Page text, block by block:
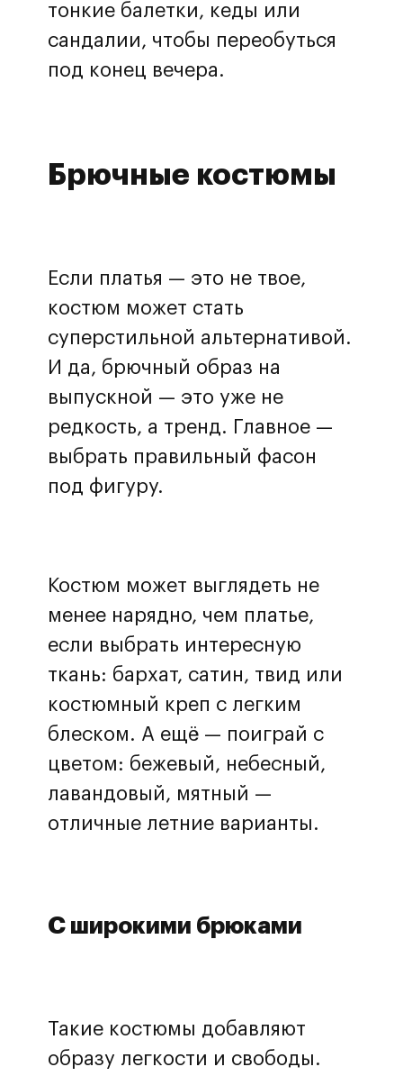
тонкие балетки, кеды или
сандалии, чтобы переобуться
под конец вечера.
Брючные костюмы
Если платья — это не твое,
костюм может стать
суперстильной альтернативой.
И да, брючный образ на
выпускной — это уже не
редкость, а тренд. Главное —
выбрать правильный фасон
под фигуру.
Костюм может выглядеть не
менее нарядно, чем платье,
если выбрать интересную
ткань: бархат, сатин, твид или
костюмный креп с легким
блеском. А ещё — поиграй с
цветом: бежевый, небесный,
лавандовый, мятный —
отличные летние варианты.
С широкими брюками
Такие костюмы добавляют
образу легкости и свободы.